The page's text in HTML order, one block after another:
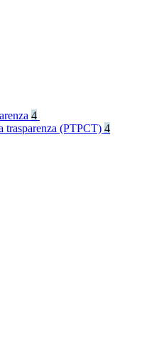
4
trasparenza (PTPCT) 4